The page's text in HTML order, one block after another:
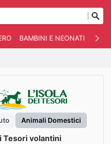
BAMBINI E NEONATI
Animali Domestici
Tesori volantini